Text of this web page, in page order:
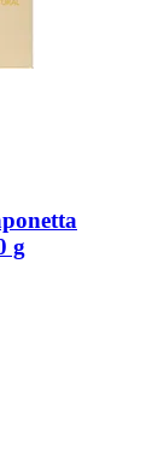
g